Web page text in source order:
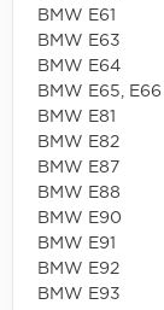
BMW E61
BMW E63
BMW E64
BMW E65, E66
BMW E81
BMW E82
BMW E87
BMW E88
BMW E90
BMW E91
BMW E92
BMW E93